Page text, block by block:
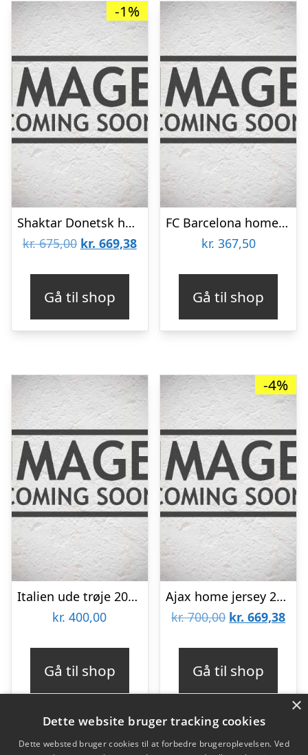
-1%
Shaktar Donetsk home jersey 2022/23 – by Puma-M
kr.675,00 Den
kr. 675,00.
kr. 669,38Den
kr. 669,38.
Gå til shop
FC Barcelona home jersey 2012/13 – Thomas 97-M
kr. 367,50
Gå til shop
Italien ude trøje 2010/12 – børn-164 | YXL
kr. 400,00
Gå til shop
-4%
Ajax home jersey 2025/26 – mens-L
kr.700,00 Den
kr. 669,38Den
kr.
Gå til shop
×
Dette website bruger tracking cookies
Dette websted bruger cookies til at forbedre brugeroplevelsen. Ved